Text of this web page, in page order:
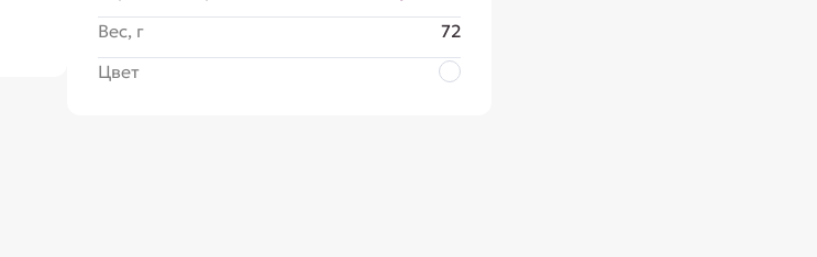
Вес, г
72
Цвет